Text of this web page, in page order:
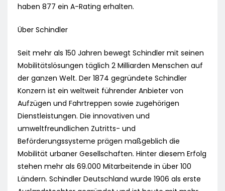
haben 877 ein A-Rating erhalten.
Über Schindler
Seit mehr als 150 Jahren bewegt Schindler mit seinen
Mobilitätslösungen täglich 2 Milliarden Menschen auf
der ganzen Welt. Der 1874 gegründete Schindler
Konzern ist ein weltweit führender Anbieter von
Aufzügen und Fahrtreppen sowie zugehörigen
Dienstleistungen. Die innovativen und
umweltfreundlichen Zutritts- und
Beförderungssysteme prägen maßgeblich die
Mobilität urbaner Gesellschaften. Hinter diesem Erfolg
stehen mehr als 69.000 Mitarbeitende in über 100
Ländern. Schindler Deutschland wurde 1906 als erste